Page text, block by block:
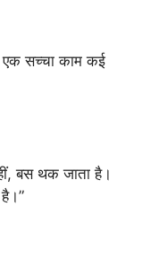
एक सच्चा काम कई
बस थक जाता है।